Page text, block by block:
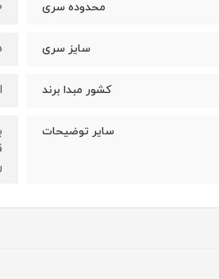
محدوده سری
سایز سری
کشور مبدا برند
سایر توضیحات